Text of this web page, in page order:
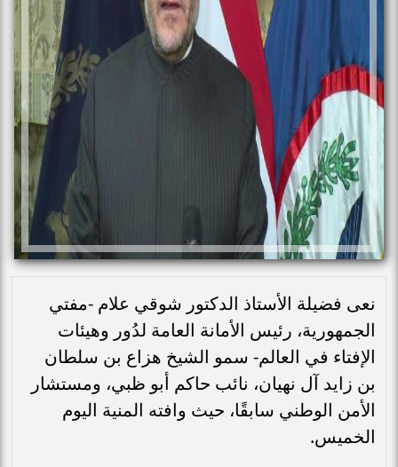
نعى فضيلة الأستاذ الدكتور شوقي علام -مفتي
الجمهورية، رئيس الأمانة العامة لدُور وهيئات
الإفتاء في العالم- سمو الشيخ هزاع بن سلطان
بن زايد آل نهيان، نائب حاكم أبو ظبي، ومستشار
الأمن الوطني سابقًا، حيث وافته المنية اليوم
الخميس.